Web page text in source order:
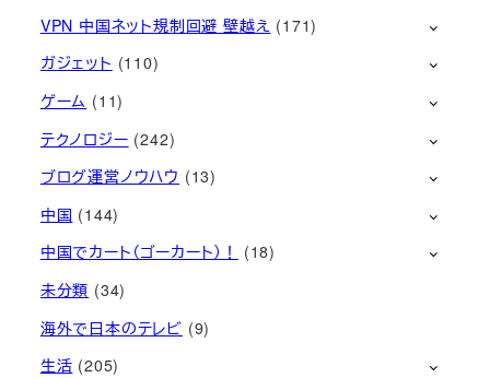
VPN 中国ネット規制回避 壁越え (171)
ガジェット (110)
ゲーム (11)
テクノロジー (242)
ブログ運営ノウハウ (13)
中国 (144)
中国でカート（ゴーカート）！
(18)
未分類 (34)
海外で日本のテレビ (9)
生活 (205)